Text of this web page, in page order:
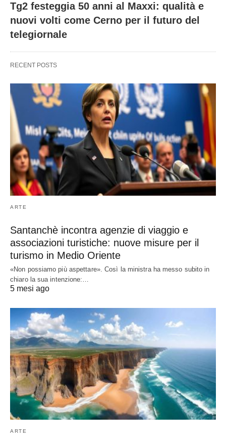
Tg2 festeggia 50 anni al Maxxi: qualità e
nuovi volti come Cerno per il futuro del
telegiornale
RECENT POSTS
ARTE
Santanchè incontra agenzie di viaggio e
associazioni turistiche: nuove misure per il
turismo in Medio Oriente
«Non possiamo più aspettare». Così la ministra ha messo subito in
chiaro la sua intenzione:…
5 mesi ago
ARTE